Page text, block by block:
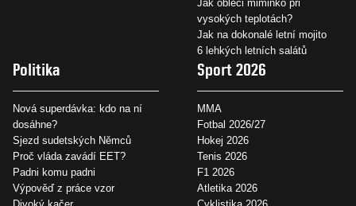
Jak obléci miminko při
vysokých teplotách?
Jak na dokonalé letní mojito
6 lehkých letních salátů
Politika
Nová superdávka: kdo na ní
dosáhne?
Sjezd sudetských Němců
Proč vláda zavádí EET?
Padni komu padni
Výpověď z práce vzor
Sport 2026
MMA
Fotbal 2026/27
Hokej 2026
Tenis 2026
F1 2026
Atletika 2026